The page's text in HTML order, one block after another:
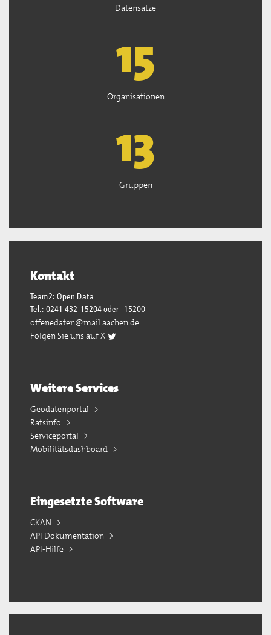
Datensätze
15
Organisationen
13
Gruppen
Kontakt
Team2: Open Data
Tel.: 0241 432-15204 oder -15200
offenedaten@mail.aachen.de
Folgen Sie uns auf X
Weitere Services
Geodatenportal
Ratsinfo
Serviceportal
Mobilitätsdashboard
Eingesetzte Software
CKAN
API Dokumentation
API-Hilfe